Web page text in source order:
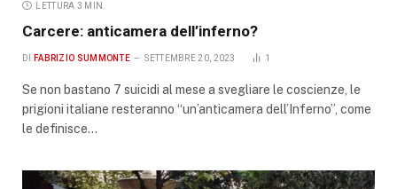
LETTURA 3 MIN.
Carcere: anticamera dell’inferno?
DI FABRIZIO SUMMONTE SETTEMBRE 20, 2023 1
Se non bastano 7 suicidi al mese a svegliare le coscienze, le
prigioni italiane resteranno “un’anticamera dell’Inferno”, come
le definisce…